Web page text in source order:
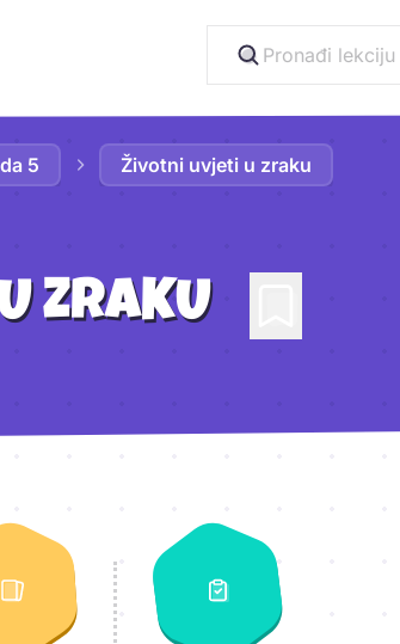
5 Životni uvjeti u zraku
ZRAKU